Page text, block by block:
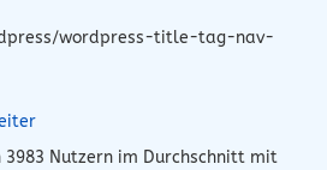
wordpress-title-tag-nav-
3983 Nutzern im Durchschnitt mit